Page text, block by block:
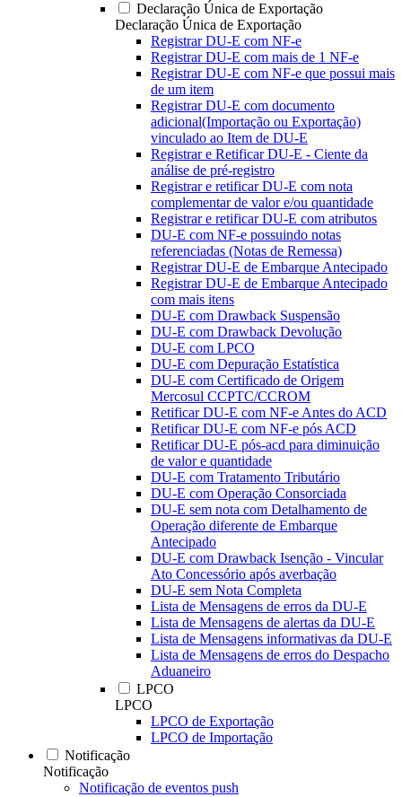
Declaração Única de Exportação
Declaração Única de Exportação
Registrar DU-E com NF-e
Registrar DU-E com mais de 1 NF-e
Registrar DU-E com NF-e que possui mais
de um item
Registrar DU-E com documento
adicional(Importação ou Exportação)
vinculado ao Item de DU-E
Registrar e Retificar DU-E - Ciente da
análise de pré-registro
Registrar e retificar DU-E com nota
complementar de valor e/ou quantidade
Registrar e retificar DU-E com atributos
DU-E com NF-e possuindo notas
referenciadas (Notas de Remessa)
Registrar DU-E de Embarque Antecipado
Registrar DU-E de Embarque Antecipado
com mais itens
DU-E com Drawback Suspensão
DU-E com Drawback Devolução
DU-E com LPCO
DU-E com Depuração Estatística
DU-E com Certificado de Origem
Mercosul CCPTC/CCROM
Retificar DU-E com NF-e Antes do ACD
Retificar DU-E com NF-e pós ACD
Retificar DU-E pós-acd para diminuição
de valor e quantidade
DU-E com Tratamento Tributário
DU-E com Operação Consorciada
DU-E sem nota com Detalhamento de
Operação diferente de Embarque
Antecipado
DU-E com Drawback Isenção - Vincular
Ato Concessório após averbação
DU-E sem Nota Completa
Lista de Mensagens de erros da DU-E
Lista de Mensagens de alertas da DU-E
Lista de Mensagens informativas da DU-E
Lista de Mensagens de erros do Despacho
Aduaneiro
LPCO
LPCO
LPCO de Exportação
LPCO de Importação
Notificação
Notificação
Notificação de eventos push